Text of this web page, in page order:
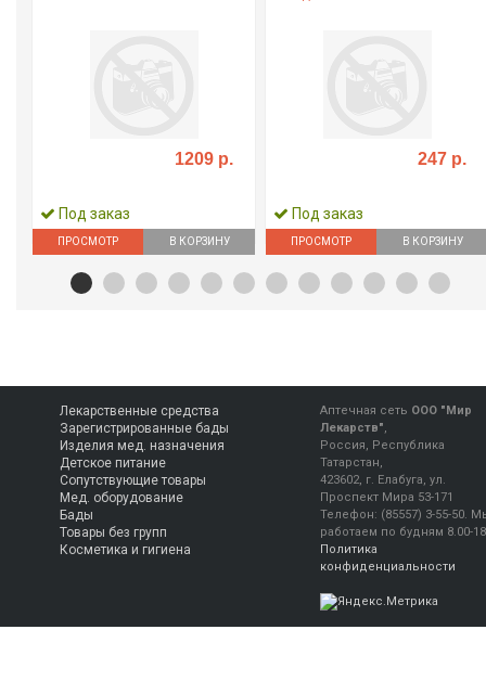
1209 р.
Под заказ
ПРОСМОТР В КОРЗИНУ
247 р.
Под заказ
ПРОСМОТР В КОРЗИНУ
Лекарственные средства
Зарегистрированные бады
Изделия мед. назначения
Детское питание
Сопутствующие товары
Мед. оборудование
Бады
Товары без групп
Косметика и гигиена
Аптечная сеть ООО "Мир
Лекарств",
Россия, Республика
Татарстан,
423602, г. Елабуга, ул.
Проспект Мира 53-171
Телефон: (85557) 3-55-50.
работаем по будням 8.00-
Политика
конфиденциальности